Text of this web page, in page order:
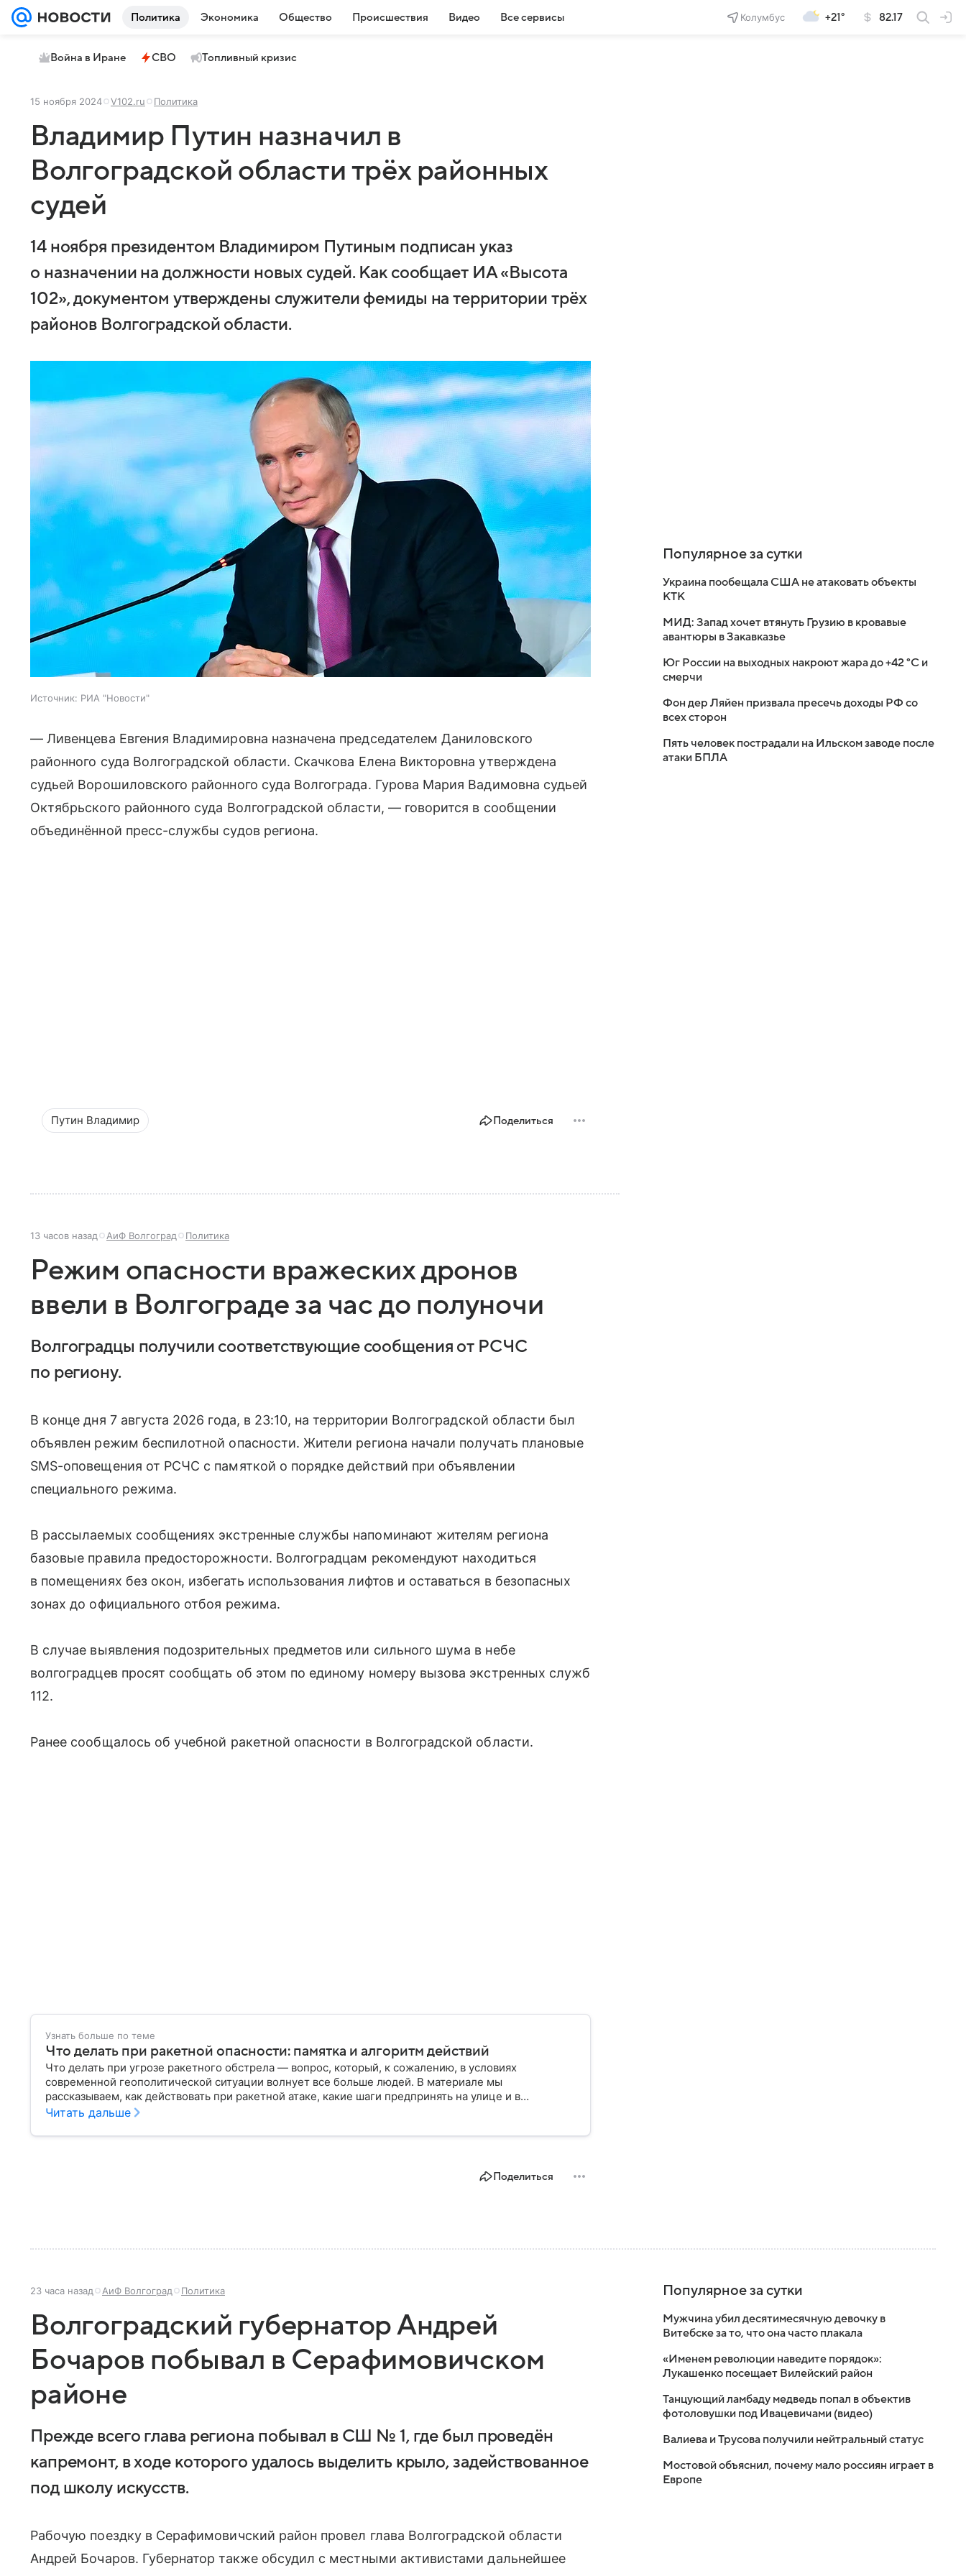
Политика Экономика Общество Происшествия Видео Все сервисы Колумбус +21° 82.17
Война в Иране СВО Топливный кризис
15 ноября 2024 V102.ru Политика
Владимир Путин назначил в
Волгоградской области трёх районных
судей
14 ноября президентом Владимиром Путиным подписан указ
о назначении на должности новых судей. Как сообщает ИА «Высота
102», документом утверждены служители фемиды на территории трёх
районов Волгоградской области.
Источник: РИА "Новости"
— Ливенцева Евгения Владимировна назначена председателем Даниловского
районного суда Волгоградской области. Скачкова Елена Викторовна утверждена
судьей Ворошиловского районного суда Волгограда. Гурова Мария Вадимовна судьей
Октябрьского районного суда Волгоградской области, — говорится в сообщении
объединённой пресс-службы судов региона.
Путин Владимир Поделиться
13 часов назад АиФ Волгоград Политика
Режим опасности вражеских дронов
ввели в Волгограде за час до полуночи
Волгоградцы получили соответствующие сообщения от РСЧС
по региону.
В конце дня 7 августа 2026 года, в 23:10, на территории Волгоградской области был
объявлен режим беспилотной опасности. Жители региона начали получать плановые
SMS-оповещения от РСЧС с памяткой о порядке действий при объявлении
специального режима.
В рассылаемых сообщениях экстренные службы напоминают жителям региона
базовые правила предосторожности. Волгоградцам рекомендуют находиться
в помещениях без окон, избегать использования лифтов и оставаться в безопасных
зонах до официального отбоя режима.
В случае выявления подозрительных предметов или сильного шума в небе
волгоградцев просят сообщать об этом по единому номеру вызова экстренных служб
112.
Ранее сообщалось об учебной ракетной опасности в Волгоградской области.
Узнать больше по теме
Что делать при ракетной опасности: памятка и алгоритм действий
Что делать при угрозе ракетного обстрела — вопрос, который, к сожалению, в условиях
современной геополитической ситуации волнует все больше людей. В материале мы
рассказываем, как действовать при ракетной атаке, какие шаги предпринять на улице и в
помещении, а также о том, как максимально обезопасить себя от возможной угрозы.
Читать дальше
Поделиться
Популярное за сутки
Украина пообещала США не атаковать объекты
КТК
МИД: Запад хочет втянуть Грузию в кровавые
авантюры в Закавказье
Юг России на выходных накроют жара до +42 °C и
смерчи
Фон дер Ляйен призвала пресечь доходы РФ со
всех сторон
Пять человек пострадали на Ильском заводе после
атаки БПЛА
23 часа назад АиФ Волгоград Политика
Волгоградский губернатор Андрей
Бочаров побывал в Серафимовичском
районе
Прежде всего глава региона побывал в СШ № 1, где был проведён
капремонт, в ходе которого удалось выделить крыло, задействованное
под школу искусств.
Рабочую поездку в Серафимовичский район провел глава Волгоградской области
Андрей Бочаров. Губернатор также обсудил с местными активистами дальнейшее
Популярное за сутки
Мужчина убил десятимесячную девочку в
Витебске за то, что она часто плакала
«Именем революции наведите порядок»:
Лукашенко посещает Вилейский район
Танцующий ламбаду медведь попал в объектив
фотоловушки под Ивацевичами (видео)
Валиева и Трусова получили нейтральный статус
Мостовой объяснил, почему мало россиян играет в
Европе